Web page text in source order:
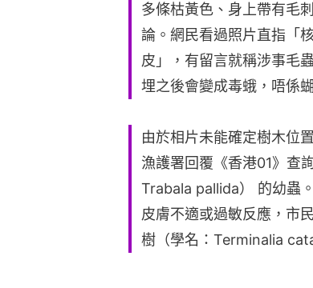
多條枯黃色、身上帶有毛
論。網民看過照片直指「
皮」，有留言就稱涉事毛
埋之後會變成毒蛾，唔係
由於相片未能確定樹木位
漁護署回覆《香港01》查
Trabala pallida） 的幼蟲
皮膚不適或過敏反應，市
樹（學名：Terminalia